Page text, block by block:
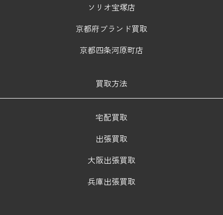
ソリオ宝塚店
京都府ブランド買取
京都四条河原町店
買取方法
宅配買取
出張買取
大阪出張買取
兵庫出張買取